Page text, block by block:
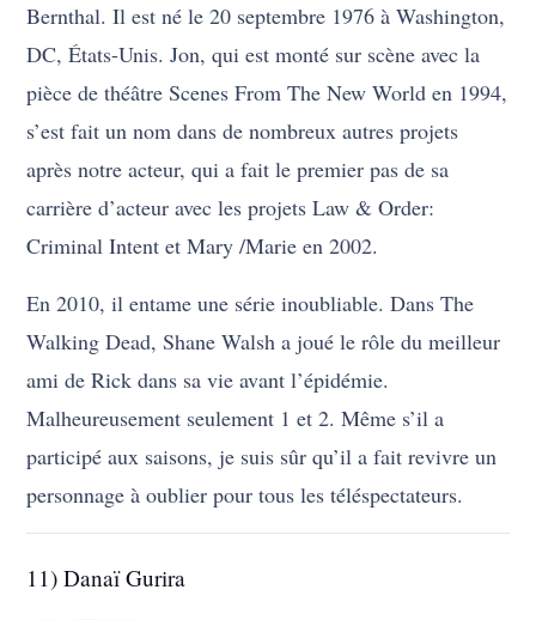
Bernthal. Il est né le 20 septembre 1976 à Washington,
DC, États-Unis. Jon, qui est monté sur scène avec la
pièce de théâtre Scenes From The New World en 1994,
s’est fait un nom dans de nombreux autres projets
après notre acteur, qui a fait le premier pas de sa
carrière d’acteur avec les projets Law & Order:
Criminal Intent et Mary /Marie en 2002.
En 2010, il entame une série inoubliable. Dans The
Walking Dead, Shane Walsh a joué le rôle du meilleur
ami de Rick dans sa vie avant l’épidémie.
Malheureusement seulement 1 et 2. Même s’il a
participé aux saisons, je suis sûr qu’il a fait revivre un
personnage à oublier pour tous les téléspectateurs.
11) Danaï Gurira